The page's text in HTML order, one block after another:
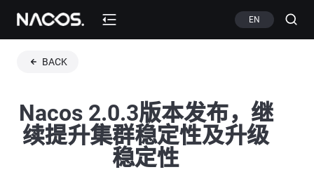
EN
BACK
Nacos 2.0.3版本发布，继
续提升集群稳定性及升级
稳定性